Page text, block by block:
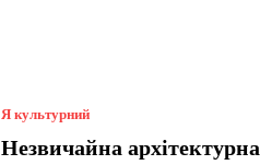
Я культурний
Незвичайна архітектурна